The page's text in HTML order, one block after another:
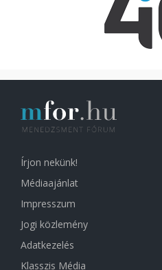
Írjon nekünk!
Médiaajánlat
Impresszum
Jogi közlemény
Adatkezelés
Klasszis Média